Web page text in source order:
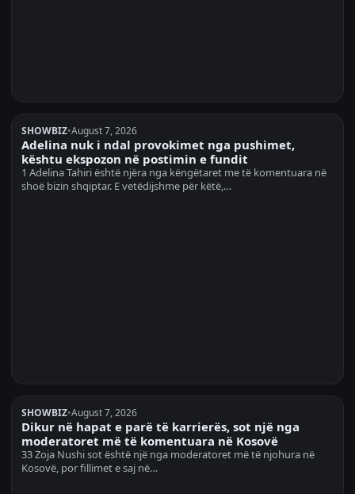
SHOWBIZ•August 7, 2026
Adelina nuk i ndal provokimet nga pushimet,
kështu ekspozon në postimin e fundit
1 Adelina Tahiri është njëra nga këngëtaret me të komentuara në
shoë bizin shqiptar. E vetëdijshme për këtë,…
SHOWBIZ•August 7, 2026
Dikur në hapat e parë të karrierës, sot një nga
moderatoret më të komentuara në Kosovë
33 Zoja Nushi sot është një nga moderatoret më të njohura në
Kosovë, por fillimet e saj në…